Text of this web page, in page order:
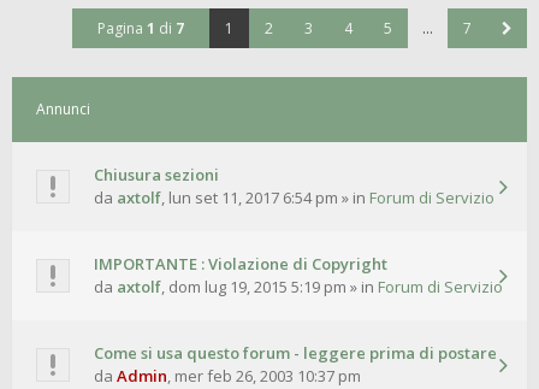
Pagina 1 di 7 1 2 3 4 5 … 7
Annunci
Chiusura sezioni
da axtolf, lun set 11, 2017 6:54 pm » in Forum di Servizio
IMPORTANTE : Violazione di Copyright
da axtolf, dom lug 19, 2015 5:19 pm » in Forum di Servizio
Come si usa questo forum - leggere prima di postare
da Admin, mer feb 26, 2003 10:37 pm